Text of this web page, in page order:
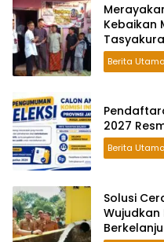
Kebaikan
Berita Utama
2027
Berita Utama
Solusi